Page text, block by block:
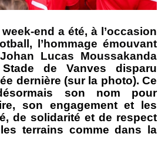
end a été, à l’occasion
l’hommage émouvant
Lucas Moussakanda
de Vanves disparu
dernière (sur la photo). Ce
son nom pour
son engagement et les
de solidarité et de respect
terrains comme dans la